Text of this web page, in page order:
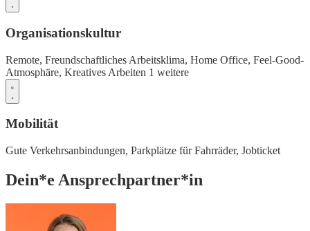
Organisationskultur
Remote, Freundschaftliches Arbeitsklima, Home Office, Feel-Good-
Atmosphäre, Kreatives Arbeiten 1 weitere
Mobilität
Gute Verkehrsanbindungen, Parkplätze für Fahrräder, Jobticket
Dein*e Ansprechpartner*in